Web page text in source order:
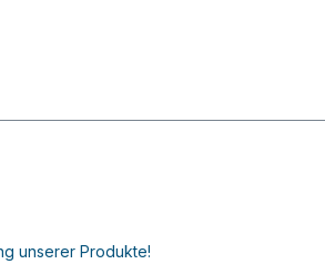
unserer Produkte!